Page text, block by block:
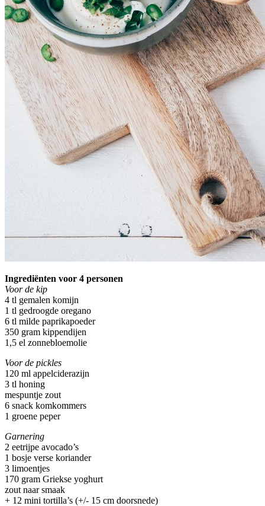
Ingrediënten voor 4 personen
Voor de kip
4 tl gemalen komijn
1 tl gedroogde oregano
6 tl milde paprikapoeder
350 gram kippendijen
1,5 el zonnebloemolie
Voor de pickles
120 ml appelciderazijn
3 tl honing
mespuntje zout
6 snack komkommers
1 groene peper
Garnering
2 eetrijpe avocado’s
1 bosje verse koriander
3 limoentjes
170 gram Griekse yoghurt
zout naar smaak
+ 12 mini tortilla’s (+/- 15 cm doorsnede)